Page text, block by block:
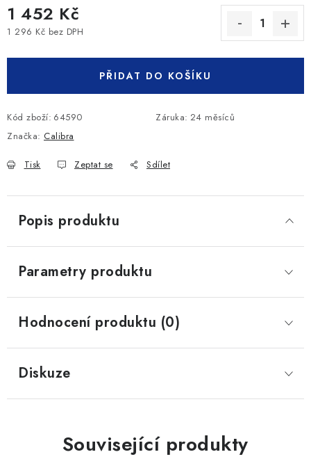
1 452 Kč
1 296 Kč bez DPH
PŘIDAT DO KOŠÍKU
Kód zboží: 64590 Záruka: 24 měsíců
Značka: Calibra
Tisk Zeptat se Sdílet
Popis produktu
Parametry produktu
Hodnocení produktu (0)
Diskuze
Související produkty